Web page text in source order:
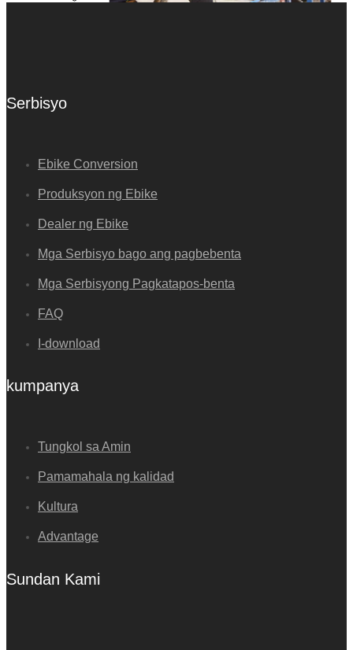
Serbisyo
Ebike Conversion
Produksyon ng Ebike
Dealer ng Ebike
Mga Serbisyo bago ang pagbebenta
Mga Serbisyong Pagkatapos-benta
FAQ
I-download
kumpanya
Tungkol sa Amin
Pamamahala ng kalidad
Kultura
Advantage
Sundan Kami